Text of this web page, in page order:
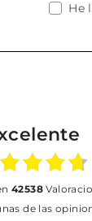
He
42538